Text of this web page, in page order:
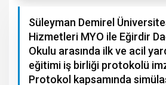
Süleyman Demirel
Hizmetleri MYO ile Eğirdir
Okulu arasında ilk ve acil
eğitimi iş birliği protokolü
Protokol kapsamında